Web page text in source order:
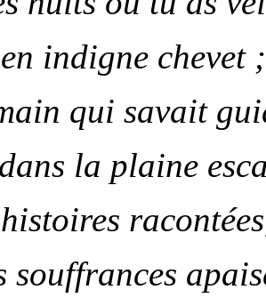
indigne chevet ;
qui savait
la plaine
souffrances